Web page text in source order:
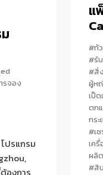
Food/สกินแคร์-เ
1688 Alibaba
ตว์เลี้ยง/กรงสัตว์เล็ก/
เก็บมูลสัตว์เลี้ย
ตแฟนซี/สติ๊กเกอร์/เทปก
เครื่อง
ยยาง/ข้อต่อสายยาง/บั
รจอง
ที่ยว และ รถรับส่งระหว่าง
โปรแกรม
องการ
แ
#ทั
#รั
#สิ่
ผู้ห
เป็
ตก
กระ
#เ
เค
ผลิ
#สิ